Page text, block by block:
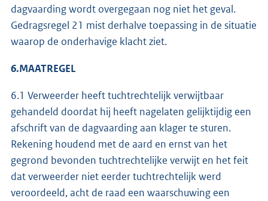
dagvaarding wordt overgegaan nog niet het geval.
Gedragsregel 21 mist derhalve toepassing in de situatie
waarop de onderhavige klacht ziet.
6.MAATREGEL
6.1 Verweerder heeft tuchtrechtelijk verwijtbaar
gehandeld doordat hij heeft nagelaten gelijktijdig een
afschrift van de dagvaarding aan klager te sturen.
Rekening houdend met de aard en ernst van het
gegrond bevonden tuchtrechtelijke verwijt en het feit
dat verweerder niet eerder tuchtrechtelijk werd
veroordeeld, acht de raad een waarschuwing een